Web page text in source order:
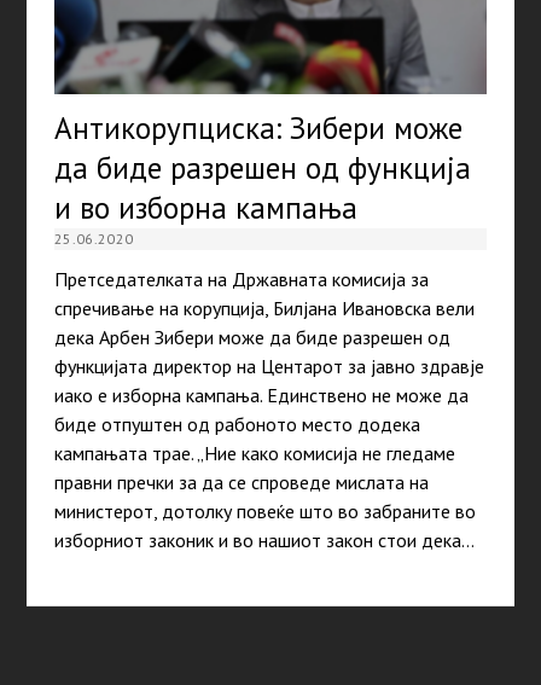
Антикорупциска: Зибери може
да биде разрешен од функција
и во изборна кампања
25.06.2020
Претседателката на Државната комисија за
спречивање на корупција, Билјана Ивановска вели
дека Арбен Зибери може да биде разрешен од
функцијата директор на Центарот за јавно здравје
иако е изборна кампања. Единствено не може да
биде отпуштен од рабоното место додека
кампањата трае. „Ние како комисија не гледаме
правни пречки за да се спроведе мислата на
министерот, дотолку повеќе што во забраните во
изборниот законик и во нашиот закон стои дека…